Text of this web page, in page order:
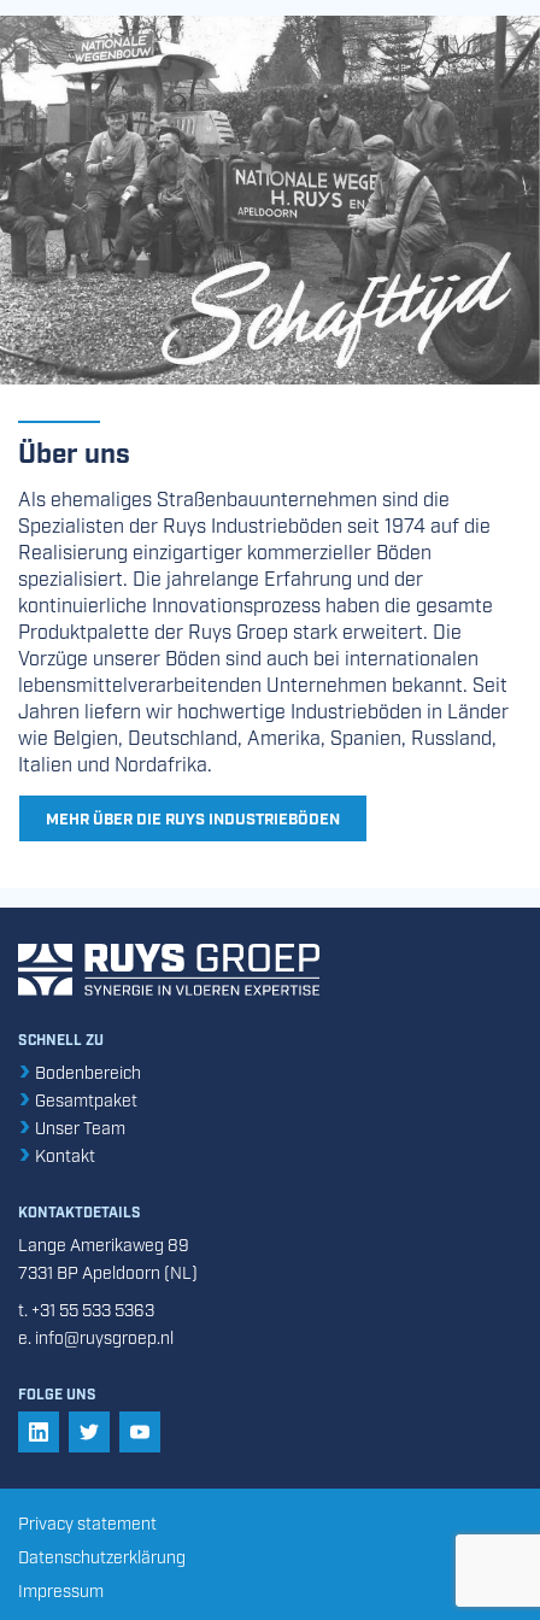
Über uns
Als ehemaliges Straßenbauunternehmen sind die
Spezialisten der Ruys Industrieböden seit 1974 auf die
Realisierung einzigartiger kommerzieller Böden
spezialisiert. Die jahrelange Erfahrung und der
kontinuierliche Innovationsprozess haben die gesamte
Produktpalette der Ruys Groep stark erweitert. Die
Vorzüge unserer Böden sind auch bei internationalen
lebensmittelverarbeitenden Unternehmen bekannt. Seit
Jahren liefern wir hochwertige Industrieböden in Länder
wie Belgien, Deutschland, Amerika, Spanien, Russland,
Italien und Nordafrika.
MEHR ÜBER DIE RUYS INDUSTRIEBÖDEN
SCHNELL ZU
Bodenbereich
Gesamtpaket
Unser Team
Kontakt
KONTAKTDETAILS
Lange Amerikaweg 89
7331 BP Apeldoorn (NL)
t. +31 55 533 5363
e. info@ruysgroep.nl
FOLGE UNS
FOLGEN SIE UNS AUF LINKEDIN
FOLGEN SIE UNS AUF TWITTER
FOLGEN SIE UNS AUF YOUTUBE
Privacy statement
Datenschutzerklärung
Impressum